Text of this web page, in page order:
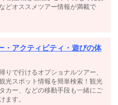
どオススメツアー情報が満載で
・アクティビティ・遊びの体
りで行けるオプショナルツアー、
光スポット情報を簡単検索！観光
カー、などの移動手段も一緒にご
ます。